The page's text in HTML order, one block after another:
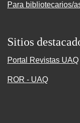
Para bibliotecarios/
Sitios
Portal Revistas UAQ
ROR - UAQ